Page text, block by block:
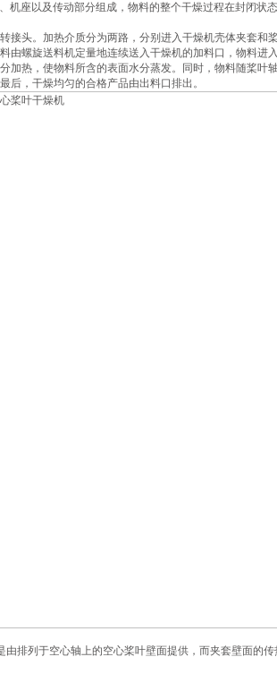
座以及传动部分组成，物料的整个干燥过程在封闭状
接头。加热介质分为两路，分别进入干燥机壳体夹套和
由螺旋送料机定量地连续送入干燥机的加料口，物料进
加热，使物料所含的表面水分蒸发。同时，物料随桨叶
后，干燥均匀的合格产品由出料口排出。
排列于空心轴上的空心桨叶壁面提供，而夹套壁面的传